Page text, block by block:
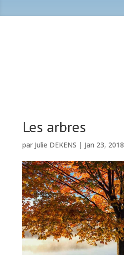
Les arbres
par Julie DEKENS | Jan 23, 2018